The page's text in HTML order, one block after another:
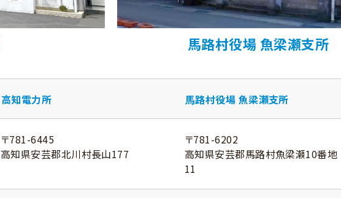
馬路村役場 魚梁瀬支所
高知電力所 馬路村役場 魚梁瀬支所
〒781-6445
高知県安芸郡北川村長山177
〒781-6202
高知県安芸郡馬路村魚梁瀬10番地
11